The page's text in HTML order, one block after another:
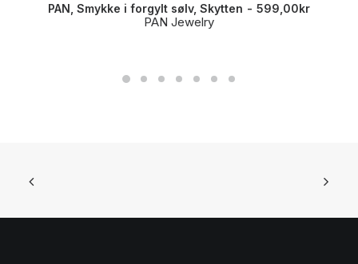
PAN, Smykke i forgylt sølv, Skytten 599,00kr
PAN Jewelry